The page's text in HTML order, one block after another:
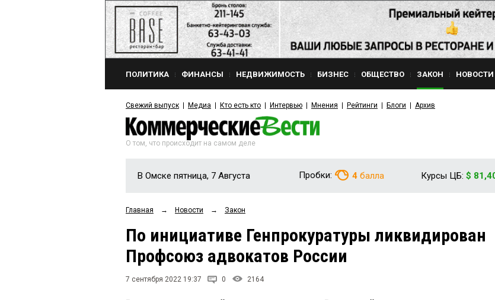
ПОЛИТИКА ФИНАНСЫ НЕДВИЖИМОСТЬ БИЗНЕС ОБЩЕСТВО ЗАКОН
Свежий выпуск Медиа Кто есть кто Интервью Мнения Рейтинги Блоги Архив
О том, что происходит на самом деле
В Омске пятница, 7 Августа Пробки: 4 балла Курсы ЦБ: $
Главная → Новости → Закон
По инициативе Генпрокуратуры ликвидирован
Профсоюз адвокатов России
7 сентября 2022 19:37 0 2164